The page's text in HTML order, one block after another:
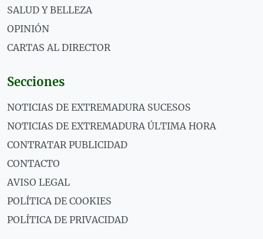
SALUD Y BELLEZA
OPINIÓN
CARTAS AL DIRECTOR
Secciones
NOTICIAS DE EXTREMADURA SUCESOS
NOTICIAS DE EXTREMADURA ÚLTIMA HORA
CONTRATAR PUBLICIDAD
CONTACTO
AVISO LEGAL
POLÍTICA DE COOKIES
POLÍTICA DE PRIVACIDAD